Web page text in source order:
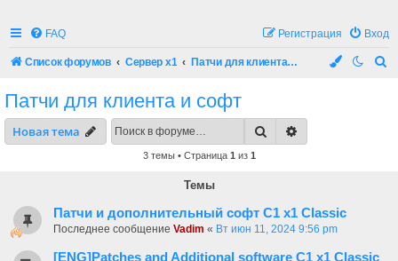
FAQ Вход
Регистрация
Список форумов Сервер x1 Патчи для клиента и софт
Патчи для клиента и софт
Новая тема Поиск
3 темы • Страница 1 из 1
Темы
Патчи и дополнительный софт C1 x1 Classic
Последнее сообщение Vadim « Вт июн 11, 2024 9:56 pm
[ENG]Patches and Additional software C1 x1 Classic